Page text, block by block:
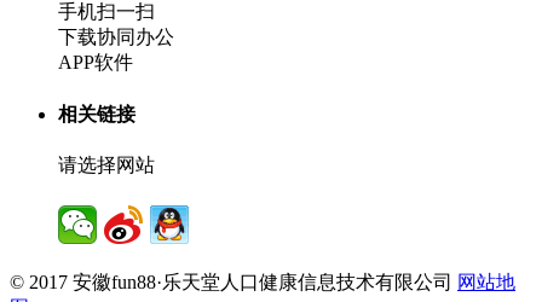
手机扫一扫
下载协同办公
APP软件
相关链接
请选择网站
© 2017 安徽fun88·乐天堂人口健康信息技术有限公司 网站地